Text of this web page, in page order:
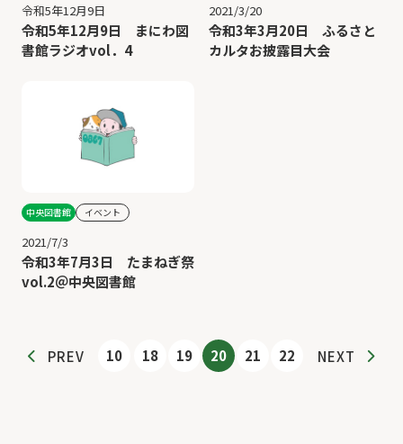
令和5年12月9日
令和5年12月9日 まにわ図
書館ラジオvol．4
2021/3/20
令和3年3月20日 ふるさと
カルタお披露目大会
中央図書館 イベント
2021/7/3
令和3年7月3日 たまねぎ祭
vol.2＠中央図書館
PREV 10 18 19 20 21 22 NEXT